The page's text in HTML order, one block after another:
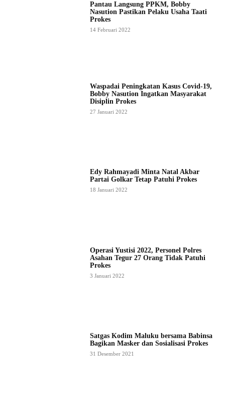
Pantau Langsung PPKM, Bobby
Nasution Pastikan Pelaku Usaha Taati
Prokes
14 Februari 2022
Waspadai Peningkatan Kasus Covid-19,
Bobby Nasution Ingatkan Masyarakat
Disiplin Prokes
27 Januari 2022
Edy Rahmayadi Minta Natal Akbar
Partai Golkar Tetap Patuhi Prokes
18 Januari 2022
Operasi Yustisi 2022, Personel Polres
Asahan Tegur 27 Orang Tidak Patuhi
Prokes
3 Januari 2022
Satgas Kodim Maluku bersama Babinsa
Bagikan Masker dan Sosialisasi Prokes
31 Desember 2021